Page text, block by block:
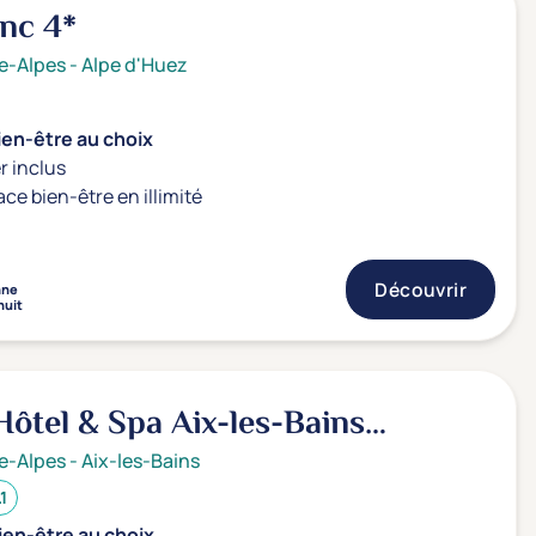
4*
Alpes-Alpe d'Huez
être au choix
inclus
bien-être en illimité
Découvrir
& Spa Aix-les-Bains
Marlioz4*
Alpes-Aix-les-Bains